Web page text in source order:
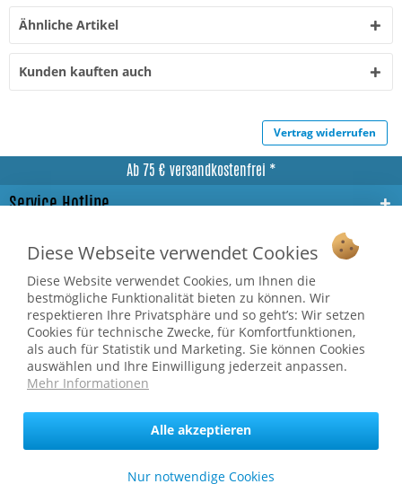
Ähnliche Artikel
Kunden kauften auch
Vertrag widerrufen
Ab 75 € versandkostenfrei *
Service Hotline
Shop Service
Informationen
* bei Paketversand. Alle Preise inkl. gesetzl. Mehrwertsteuer zzgl.
Versandkosten.
Copyright © afp marketing gmbh - Alle Rechte vorbehalten
Sicher zahlen in unserem Onlineshop
Diese Webseite verwendet Cookies
Diese Website verwendet Cookies, um Ihnen die
bestmögliche Funktionalität bieten zu können. Wir
respektieren Ihre Privatsphäre und so geht’s: Wir setzen
Cookies für technische Zwecke, für Komfortfunktionen,
als auch für Statistik und Marketing. Sie können Cookies
auswählen und Ihre Einwilligung jederzeit anpassen.
Mehr Informationen
Nur notwendige Cookies
Alle akzeptieren